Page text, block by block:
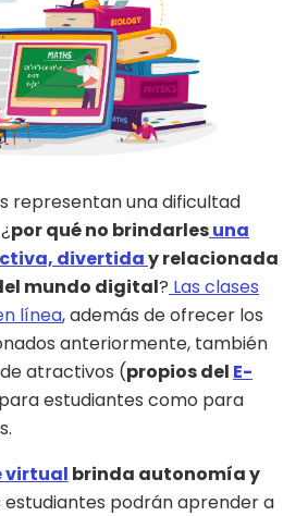
representan una dificultad
por qué no brindarlesuna
divertiday relacionada
mundo digital? Las clases
línea, además de ofrecer los
anteriormente, también
atractivos (propios del E-
estudiantes como para
virtual brinda autonomía y
estudiantes podrán aprender a